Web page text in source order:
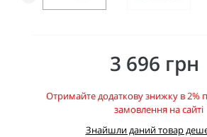
3 696 грн
Отримайте додаткову знижку в 2%
замовлення на сайті
Знайшли даний товар